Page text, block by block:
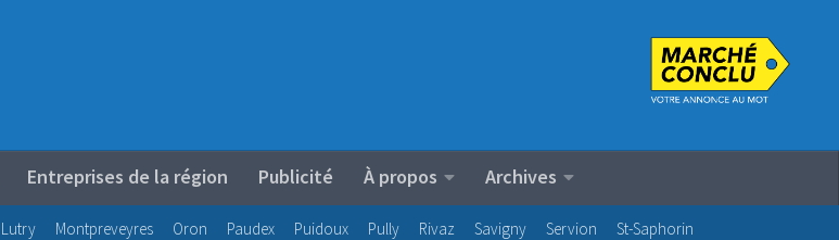
Entreprises de la région Publicité À propos Archives
Lutry Montpreveyres Oron Paudex Puidoux Pully Rivaz Savigny Servion St-Saphorin